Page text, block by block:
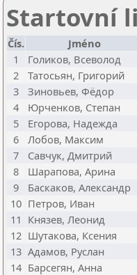
Startovní
Čís. Jméno
1
Голиков, Всеволод
2
Татосьян, Григорий
3
Зиновьев, Фёдор
4
Юрченков, Степан
5
Егорова, Надежда
6
Лобов, Максим
7
Савчук, Дмитрий
8
Шарапова, Арина
9
Баскаков, Александр
10 Петров, Иван
11 Князев, Леонид
12 Шутакова, Ксения
13 Адамов, Руслан
14 Барсегян, Анна